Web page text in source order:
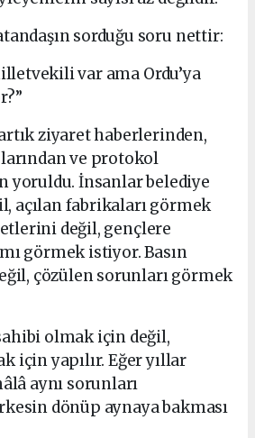
sorduğu soru nettir:
var ama Ordu’ya
ziyaret haberlerinden,
ve protokol
yoruldu. İnsanlar belediye
açılan fabrikaları görmek
değil, gençlere
görmek istiyor. Basın
çözülen sorunları görmek
olmak için değil,
için yapılır. Eğer yıllar
aynı sorunları
dönüp aynaya bakması